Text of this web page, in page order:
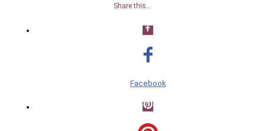
Share this…
Facebook